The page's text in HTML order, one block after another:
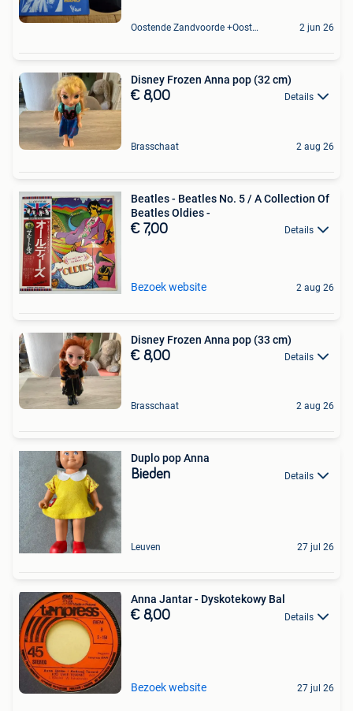
Oostende Zandvoorde +Oostende 2 jun 26
Disney Frozen Anna pop (32 cm)
€ 8,00 Details
Brasschaat 2 aug 26
Beatles - Beatles No. 5 / A Collection Of
Beatles Oldies -
€ 7,00 Details
Bezoek website 2 aug 26
Disney Frozen Anna pop (33 cm)
€ 8,00 Details
Brasschaat 2 aug 26
Duplo pop Anna
Bieden Details
Leuven 27 jul 26
Anna Jantar - Dyskotekowy Bal
€ 8,00 Details
Bezoek website 27 jul 26